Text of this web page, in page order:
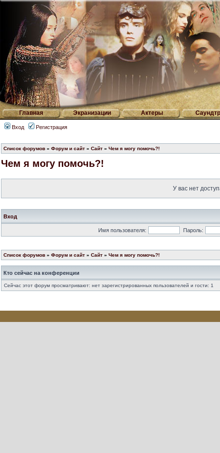
Главная Экранизации Актеры
Вход Регистрация
Список форумов » Форум и сайт » Сайт » Чем я могу помочь?!
Чем я могу помочь?!
У вас нет
Вход
Имя пользователя: Пароль:
Список форумов » Форум и сайт » Сайт » Чем я могу помочь?!
Кто сейчас на конференции
Сейчас этот форум просматривают: нет зарегистрированных пользователей и гости: 1